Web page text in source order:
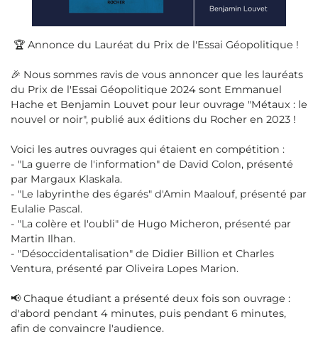
🏆 Annonce du Lauréat du Prix de l'Essai Géopolitique !
🎉 Nous sommes ravis de vous annoncer que les lauréats
du Prix de l'Essai Géopolitique 2024 sont Emmanuel
Hache et Benjamin Louvet pour leur ouvrage "Métaux : le
nouvel or noir", publié aux éditions du Rocher en 2023 !
Voici les autres ouvrages qui étaient en compétition :
- "La guerre de l'information" de David Colon, présenté
par Margaux Klaskala.
- "Le labyrinthe des égarés" d'Amin Maalouf, présenté par
Eulalie Pascal.
- "La colère et l'oubli" de Hugo Micheron, présenté par
Martin Ilhan.
- "Désoccidentalisation" de Didier Billion et Charles
Ventura, présenté par Oliveira Lopes Marion.
📢 Chaque étudiant a présenté deux fois son ouvrage :
d'abord pendant 4 minutes, puis pendant 6 minutes,
afin de convaincre l'audience.